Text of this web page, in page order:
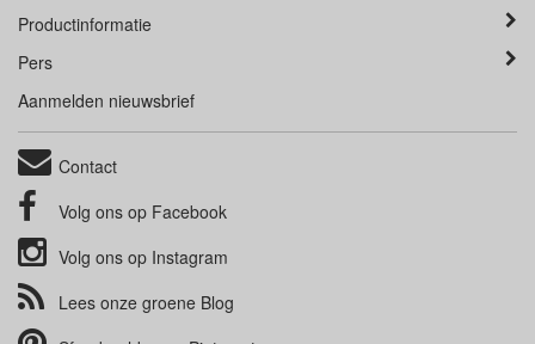
Productinformatie
Pers
Aanmelden nieuwsbrief
Contact
Volg ons op Facebook
Volg ons op Instagram
Lees onze groene Blog